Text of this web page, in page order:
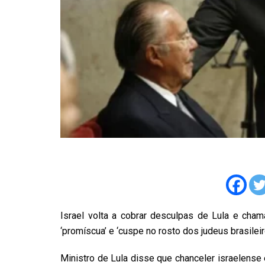
Israel volta a cobrar desculpas de Lula e
‘promíscua’ e ‘cuspe no rosto dos judeus
Ministro de Lula disse que chanceler